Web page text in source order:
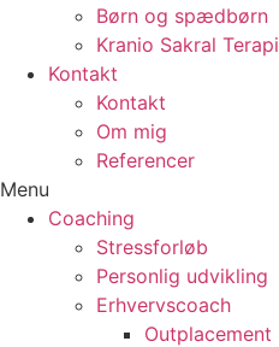
Børn og spædbørn
Kranio Sakral Terapi
Kontakt
Kontakt
Om mig
Referencer
Menu
Coaching
Stressforløb
Personlig udvikling
Erhvervscoach
Outplacement